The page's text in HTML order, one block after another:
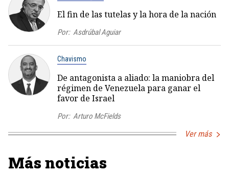
El fin de las tutelas y la hora de la nación
Por: Asdrúbal Aguiar
Chavismo
De antagonista a aliado: la maniobra del
régimen de Venezuela para ganar el
favor de Israel
Por: Arturo McFields
Ver más
Más noticias